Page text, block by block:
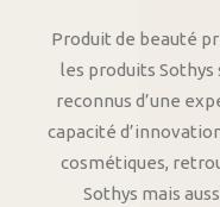
Produit de beauté
les produits
reconnus d’une
capacité
cosmétiques,
Sothys mais